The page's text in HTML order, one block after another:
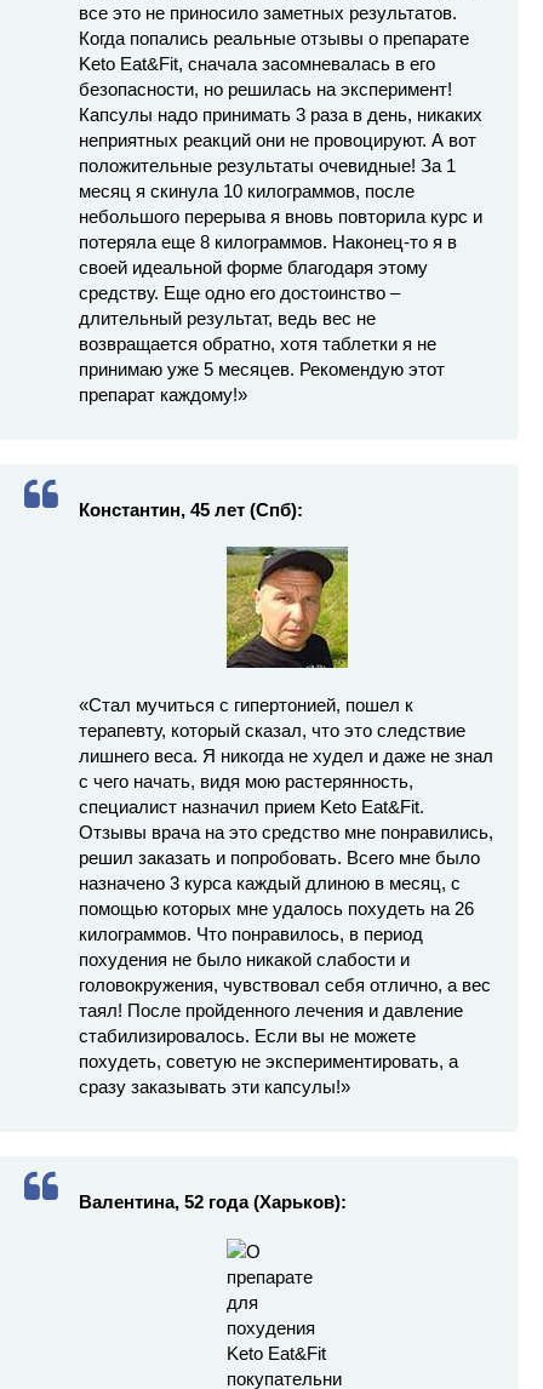
все это не приносило заметных результатов.
Когда попались реальные отзывы о препарате
Keto Eat&Fit, сначала засомневалась в его
безопасности, но решилась на эксперимент!
Капсулы надо принимать 3 раза в день, никаких
неприятных реакций они не провоцируют. А вот
положительные результаты очевидные! За 1
месяц я скинула 10 килограммов, после
небольшого перерыва я вновь повторила курс и
потеряла еще 8 килограммов. Наконец-то я в
своей идеальной форме благодаря этому
средству. Еще одно его достоинство –
длительный результат, ведь вес не
возвращается обратно, хотя таблетки я не
принимаю уже 5 месяцев. Рекомендую этот
препарат каждому!»
Константин, 45 лет (Спб):
«Стал мучиться с гипертонией, пошел к
терапевту, который сказал, что это следствие
лишнего веса. Я никогда не худел и даже не знал
с чего начать, видя мою растерянность,
специалист назначил прием Keto Eat&Fit.
Отзывы врача на это средство мне понравились,
решил заказать и попробовать. Всего мне было
назначено 3 курса каждый длиною в месяц, с
помощью которых мне удалось похудеть на 26
килограммов. Что понравилось, в период
похудения не было никакой слабости и
головокружения, чувствовал себя отлично, а вес
таял! После пройденного лечения и давление
стабилизировалось. Если вы не можете
похудеть, советую не экспериментировать, а
сразу заказывать эти капсулы!»
Валентина, 52 года (Харьков):